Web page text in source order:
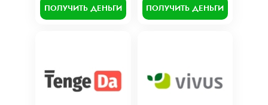
ПОЛУЧИТЬ ДЕНЬГИ ПОЛУЧИТЬ ДЕНЬГИ